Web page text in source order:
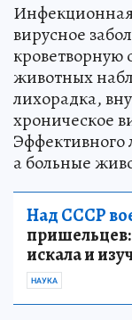
вирусное
кроветворную
животных
лихорадка,
хроническое
Эффективного
а больные
Над СССР
пришельцев:
искала и
НАУКА